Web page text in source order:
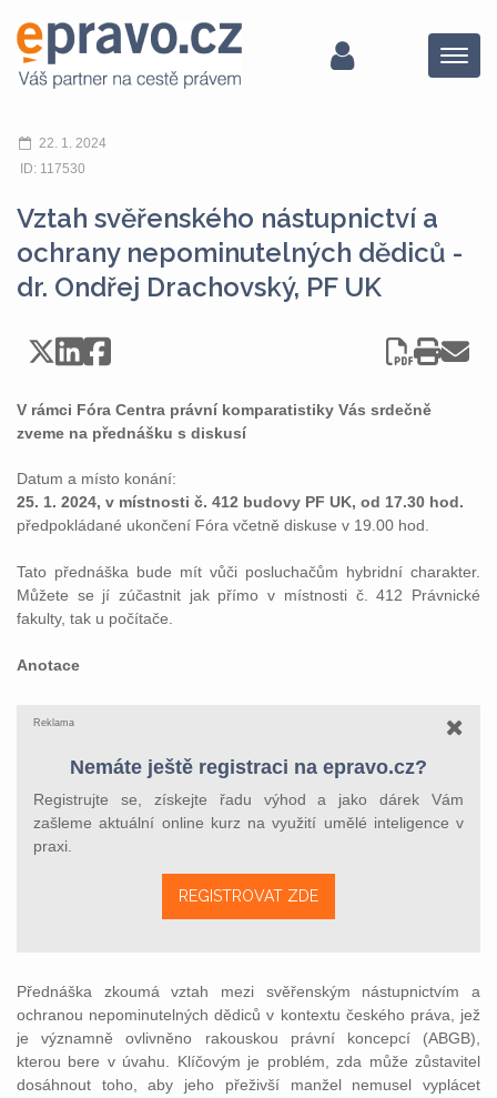
Menu
22. 1. 2024
ID: 117530
Vztah svěřenského nástupnictví a
ochrany nepominutelných dědiců -
dr. Ondřej Drachovský, PF UK
V rámci Fóra Centra právní komparatistiky Vás srdečně
zveme na přednášku s diskusí
Datum a místo konání:
25. 1. 2024, v místnosti č. 412 budovy PF UK, od 17.30 hod.
předpokládané ukončení Fóra včetně diskuse v 19.00 hod.
Tato přednáška bude mít vůči posluchačům hybridní charakter.
Můžete se jí zúčastnit jak přímo v místnosti č. 412 Právnické
fakulty, tak u počítače.
Anotace
Reklama
Nemáte ještě registraci na epravo.cz?
Registrujte se, získejte řadu výhod a jako dárek Vám
zašleme aktuální online kurz na využití umělé inteligence v
praxi.
REGISTROVAT ZDE
Přednáška zkoumá vztah mezi svěřenským nástupnictvím a
ochranou nepominutelných dědiců v kontextu českého práva, jež
je významně ovlivněno rakouskou právní koncepcí (ABGB),
kterou bere v úvahu. Klíčovým je problém, zda může zůstavitel
dosáhnout toho, aby jeho přeživší manžel nemusel vyplácet